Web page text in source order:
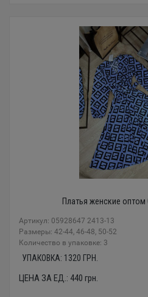
Платья женские оптом
Артикул: 05928647 2413-13
Размеры: 42-44, 46-48, 50-52
Количество в упаковке: 3
УПАКОВКА: 1320 ГРН.
ЦЕНА ЗА ЕД.: 440 грн.